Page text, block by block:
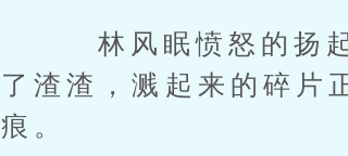
林风眠愤怒的扬起
了渣渣，溅起来的碎片
痕。